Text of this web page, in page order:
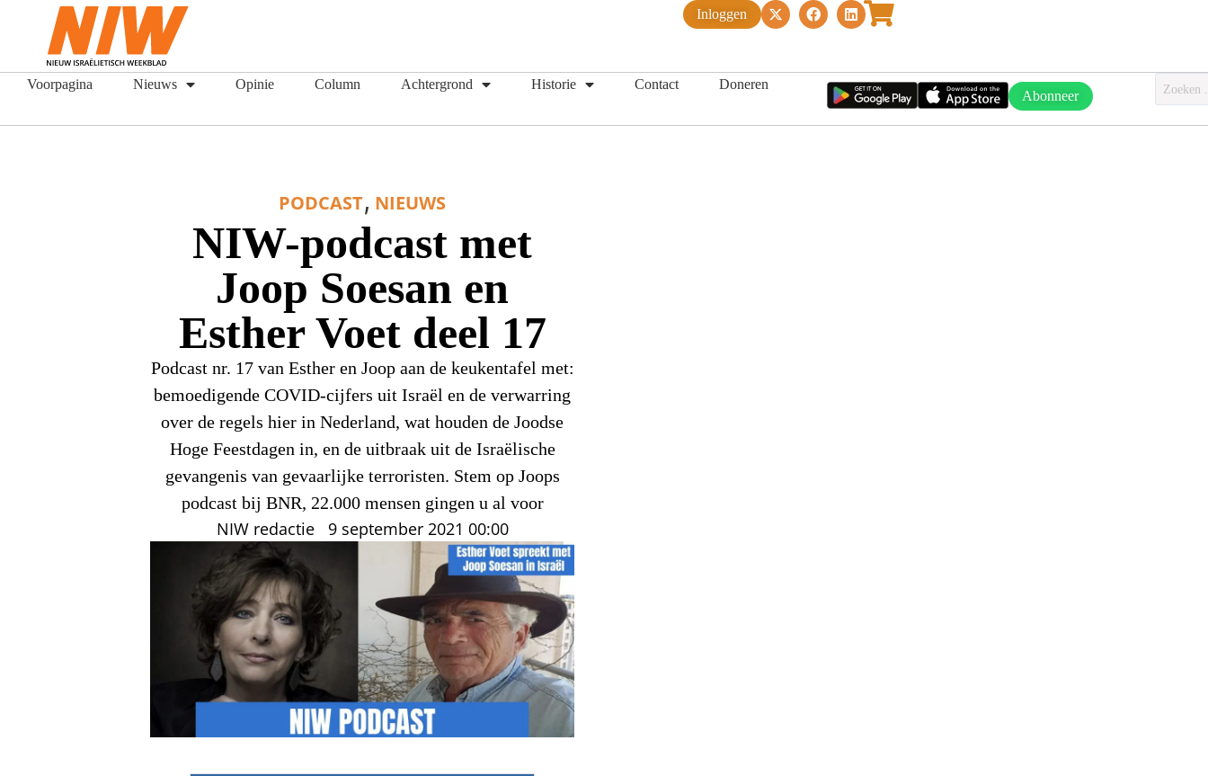
Inloggen
Voorpagina Nieuws Opinie Column Achtergrond Historie Contact Doneren
Abonneer
PODCAST, NIEUWS
NIW-podcast met
Joop Soesan en
Esther Voet deel 17
Podcast nr. 17 van Esther en Joop aan de keukentafel met:
bemoedigende COVID-cijfers uit Israël en de verwarring
over de regels hier in Nederland, wat houden de Joodse
Hoge Feestdagen in, en de uitbraak uit de Israëlische
gevangenis van gevaarlijke terroristen. Stem op Joops
podcast bij BNR, 22.000 mensen gingen u al voor
NIW redactie 9 september 2021 00:00